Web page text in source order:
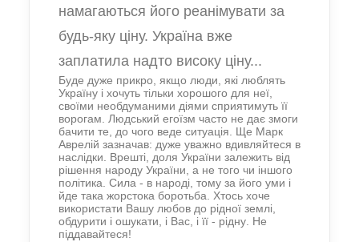
намагаються його реанімувати за
будь-яку ціну. Україна вже
заплатила надто високу ціну...
Буде дуже прикро, якщо люди, які люблять
Україну і хочуть тільки хорошого для неї,
своїми необдуманими діями сприятимуть її
ворогам. Людський егоїзм часто не дає змоги
бачити те, до чого веде ситуація. Ще Марк
Аврелій зазначав: дуже уважно вдивляйтеся в
наслідки. Врешті, доля України залежить від
рішення народу України, а не того чи іншого
політика. Сила - в народі, тому за його уми і
йде така жорстока боротьба. Хтось хоче
використати Вашу любов до рідної землі,
обдурити і ошукати, і Вас, і її - рідну. Не
піддавайтеся!